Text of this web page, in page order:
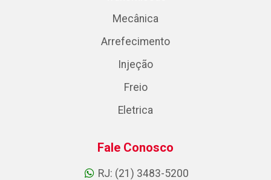
Mecânica
Arrefecimento
Injeção
Freio
Eletrica
Fale Conosco
RJ: (21) 3483-5200